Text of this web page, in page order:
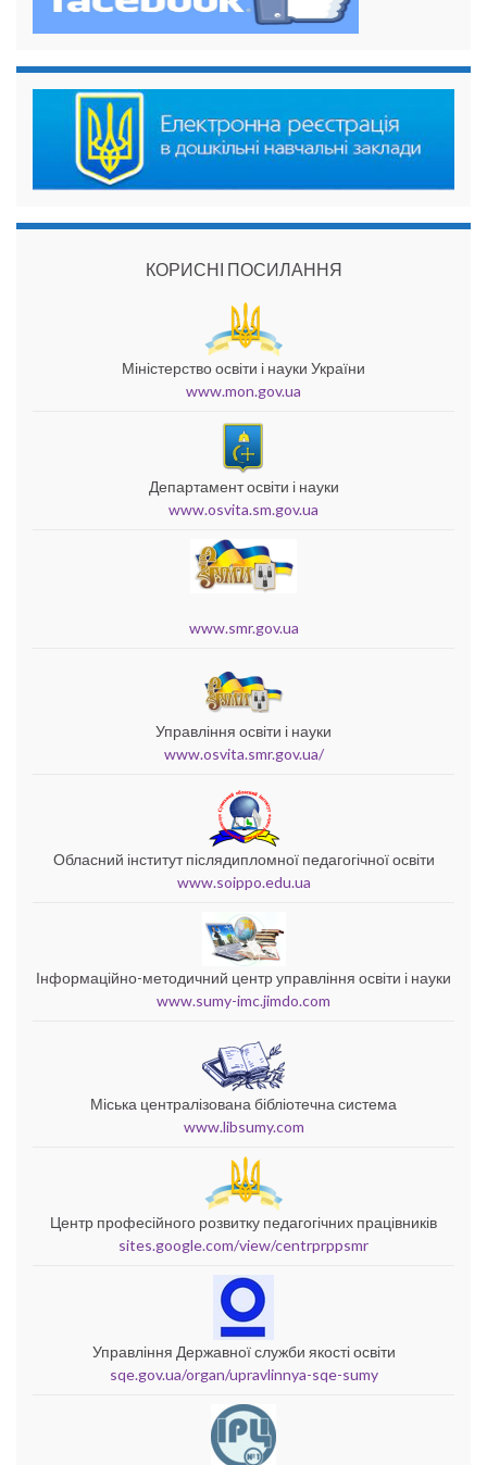
КОРИСНІ ПОСИЛАННЯ
Міністерство освіти і науки України
www.mon.gov.ua
Департамент освіти і науки
www.osvita.sm.gov.ua
www.smr.gov.ua
Управління освіти і науки
www.osvita.smr.gov.ua/
Обласний інститут післядипломної педагогічної освіти
www.soippo.edu.ua
Інформаційно-методичний центр управління освіти і науки
www.sumy-imc.jimdo.com
Міська централізована бібліотечна система
www.libsumy.com
Центр професійного розвитку педагогічних працівників
sites.google.com/view/centrprppsmr
Управління Державної служби якості освіти
sqe.gov.ua/organ/upravlinnya-sqe-sumy